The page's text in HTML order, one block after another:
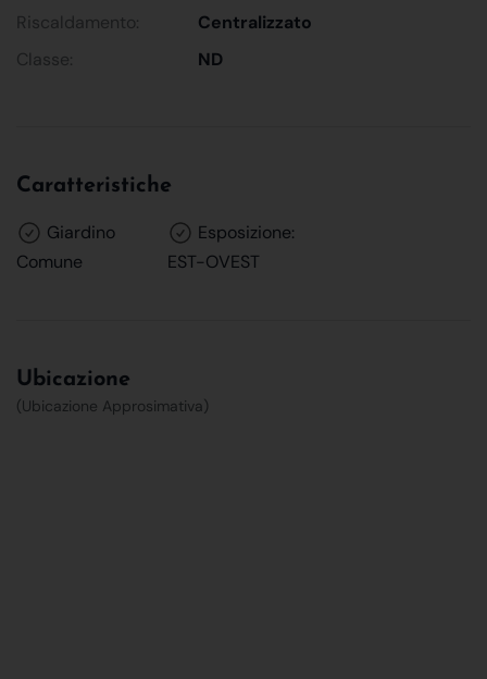
Riscaldamento:
Centralizzato
Classe:
ND
Caratteristiche
Giardino
Comune
Esposizione:
EST-OVEST
Ubicazione
(Ubicazione Approsimativa)